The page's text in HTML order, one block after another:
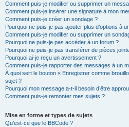
Comment puis-je modifier ou supprimer un
Comment puis-je insérer une signature à mon
Comment puis-je créer un sondage ?
Pourquoi ne puis-je pas ajouter plus d’options à
Comment puis-je modifier ou supprimer un
Pourquoi ne puis-je pas accéder à un forum ?
Pourquoi ne puis-je pas transférer de pièces
Pourquoi ai-je reçu un avertissement ?
Comment puis-je rapporter des messages à un
À quoi sert le bouton « Enregistrer comme
sujet ?
Pourquoi mon message a-t-il besoin d’être
Comment puis-je remonter mes sujets ?
Mise en forme et types de sujets
Qu’est-ce que le BBCode ?